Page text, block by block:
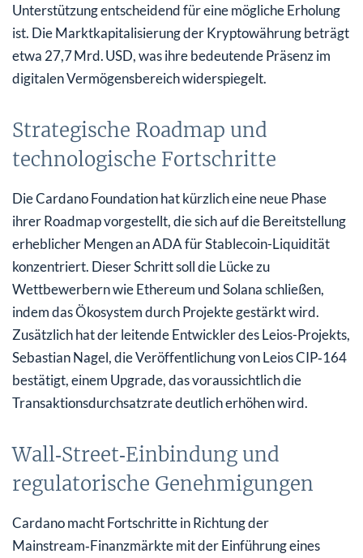
Unterstützung entscheidend für eine mögliche Erholung
ist. Die Marktkapitalisierung der Kryptowährung beträgt
etwa 27,7 Mrd. USD, was ihre bedeutende Präsenz im
digitalen Vermögensbereich widerspiegelt.
Strategische Roadmap und
technologische Fortschritte
Die Cardano Foundation hat kürzlich eine neue Phase
ihrer Roadmap vorgestellt, die sich auf die Bereitstellung
erheblicher Mengen an ADA für Stablecoin-Liquidität
konzentriert. Dieser Schritt soll die Lücke zu
Wettbewerbern wie Ethereum und Solana schließen,
indem das Ökosystem durch Projekte gestärkt wird.
Zusätzlich hat der leitende Entwickler des Leios-Projekts,
Sebastian Nagel, die Veröffentlichung von Leios CIP‑164
bestätigt, einem Upgrade, das voraussichtlich die
Transaktionsdurchsatzrate deutlich erhöhen wird.
Wall‑Street‑Einbindung und
regulatorische Genehmigungen
Cardano macht Fortschritte in Richtung der
Mainstream‑Finanzmärkte mit der Einführung eines